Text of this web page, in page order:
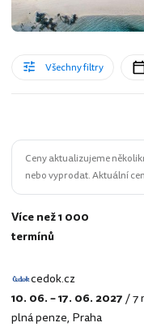
Všechny filtry
Ceny aktualizujeme
nebo vyprodat. Aktuální
Více než 1 000
termínů
cedok.cz
cedok.cz
10. 06. – 17. 06. 2027/7
plná penze, Praha